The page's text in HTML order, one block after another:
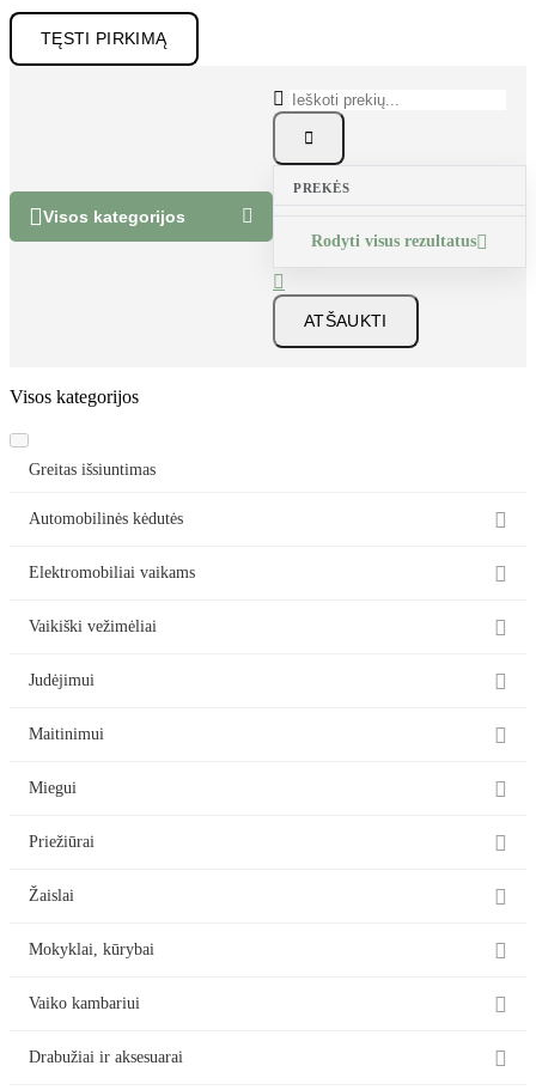
TĘSTI PIRKIMĄ
 Visos kategorijos 


PREKĖS
Rodyti visus rezultatus

ATŠAUKTI
Visos kategorijos
Greitas išsiuntimas
Automobilinės kėdutės 
Elektromobiliai vaikams 
Vaikiški vežimėliai 
Judėjimui 
Maitinimui 
Miegui 
Priežiūrai 
Žaislai 
Mokyklai, kūrybai 
Vaiko kambariui 
Drabužiai ir aksesuarai 